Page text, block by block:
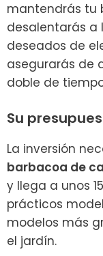
mantendrás tu
desalentarás a
deseados de
asegurarás de
doble de
Su
La inversión
barbacoa de
y llega a unos
prácticos
modelos más
el jardín.